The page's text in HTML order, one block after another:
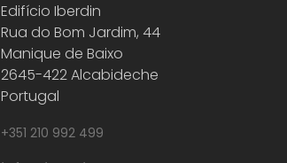
Edifício Iberdin
Rua do Bom Jardim, 44
Manique de Baixo
2645-422 Alcabideche
Portugal
+351 210 992 499